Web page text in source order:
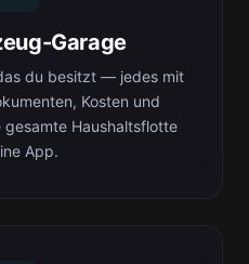
Garage
du besitzt — jedes mit
Kosten und
gesamte Haushaltsflotte
App.